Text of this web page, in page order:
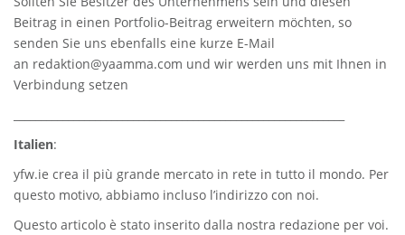
Beitrag in einen Portfolio-Beitrag erweitern möchten, so
senden Sie uns ebenfalls eine kurze E-Mail
an redaktion@yaamma.com und wir werden uns mit Ihnen in
Verbindung setzen
Italien:
yfw.ie crea il più grande mercato in rete in tutto il mondo. Per
questo motivo, abbiamo incluso l’indirizzo con noi.
Questo articolo è stato inserito dalla nostra redazione per voi.